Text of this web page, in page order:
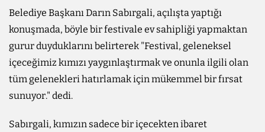
Belediye Başkanı Darın Sabırgali, açılışta yaptığı
konuşmada, böyle bir festivale ev sahipliği yapmaktan
gurur duyduklarını belirterek "Festival, geleneksel
içeceğimiz kımızı yaygınlaştırmak ve onunla ilgili olan
tüm gelenekleri hatırlamak için mükemmel bir fırsat
sunuyor." dedi.
Sabırgali, kımızın sadece bir içecekten ibaret